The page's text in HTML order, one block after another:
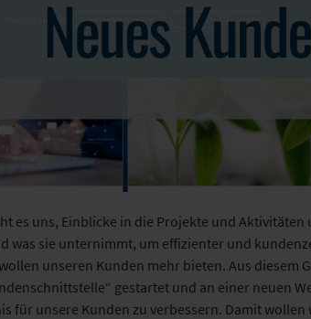
es uns, Einblicke in die Projekte und
was sie unternimmt, um effizienter und
unseren Kunden mehr bieten. Aus diesem
gestartet und an einer neuen
für unsere Kunden zu verbessern. Damit